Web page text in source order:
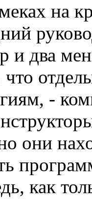
на
и два
-
они
как